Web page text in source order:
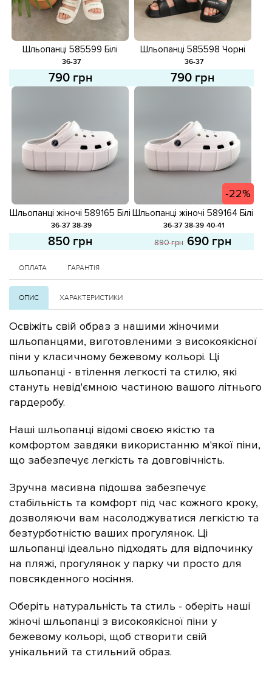
Шльопанці 585599 Білі
36-37
790 грн
Шльопанці 585598 Чорні
36-37
790 грн
Шльопанці жіночі 589165 Білі
36-37 38-39
850 грн
-22%
Шльопанці жіночі 589164 Білі
розпродаж
36-37 38-39 40-41
890 грн 690 грн
ОПЛАТА ГАРАНТІЯ
ОПИС ХАРАКТЕРИСТИКИ
Освіжіть свій образ з нашими жіночими
шльопанцями, виготовленими з високоякісної
піни у класичному бежевому кольорі. Ці
шльопанці - втілення легкості та стилю, які
стануть невід'ємною частиною вашого літнього
гардеробу.
Наші шльопанці відомі своєю якістю та
комфортом завдяки використанню м'якої піни,
що забезпечує легкість та довговічність.
Зручна масивна підошва забезпечує
стабільність та комфорт під час кожного кроку,
дозволяючи вам насолоджуватися легкістю та
безтурботністю ваших прогулянок. Ці
шльопанці ідеально підходять для відпочинку
на пляжі, прогулянок у парку чи просто для
повсякденного носіння.
Оберіть натуральність та стиль - оберіть наші
жіночі шльопанці з високоякісної піни у
бежевому кольорі, щоб створити свій
унікальний та стильний образ.